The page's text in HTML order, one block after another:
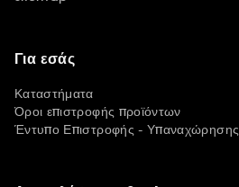
Για εσάς
Καταστήματα
Όροι επιστροφής προϊόντων
Έντυπο Επιστροφής - Υπαναχώρησης